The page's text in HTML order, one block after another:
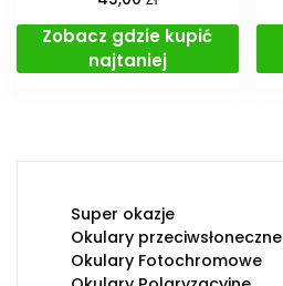
Zobacz gdzie kupić
najtaniej
Super okazje
Okulary przeciwsłoneczne
Okulary Fotochromowe